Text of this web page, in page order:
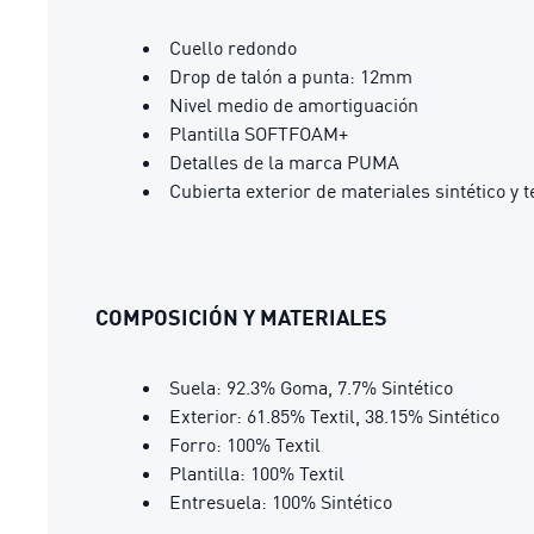
Cuello redondo
Drop de talón a punta: 12mm
Nivel medio de amortiguación
Plantilla SOFTFOAM+
Detalles de la marca PUMA
Cubierta exterior de materiales sintético y
COMPOSICIÓN Y MATERIALES
Suela: 92.3% Goma, 7.7% Sintético
Exterior: 61.85% Textil, 38.15% Sintético
Forro: 100% Textil
Plantilla: 100% Textil
Entresuela: 100% Sintético